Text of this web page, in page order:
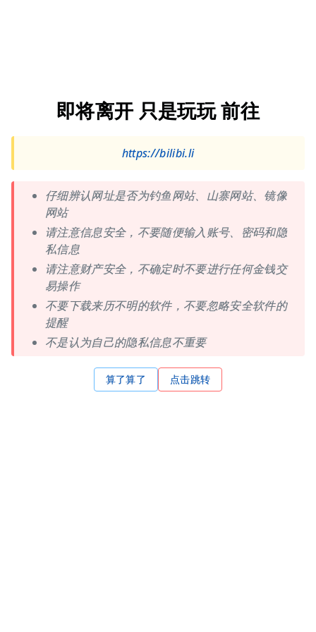
即将离开 只是玩玩 前往
https://bilibi.li
仔细辨认网址是否为钓鱼网站、山寨网站、镜像
网站
请注意信息安全，不要随便输入账号、密码和隐
私信息
请注意财产安全，不确定时不要进行任何金钱交
易操作
不要下载来历不明的软件，不要忽略安全软件的
提醒
不是认为自己的隐私信息不重要
算了算了 点击跳转